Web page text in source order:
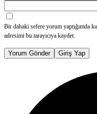
Bir dahaki sefere yorum yaptığımda
adresimi bu tarayıcıya kaydet.
Yorum Gönder Giriş Yap